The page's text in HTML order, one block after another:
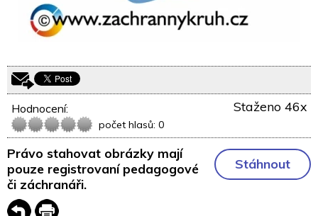
Staženo 46x
Hodnocení:
počet hlasů: 0
Stáhnout
Právo stahovat obrázky mají
pouze registrovaní pedagogové
či záchranáři.